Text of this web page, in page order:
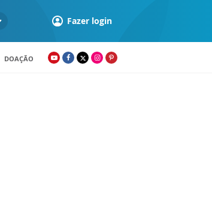
Fazer login
DOAÇÃO